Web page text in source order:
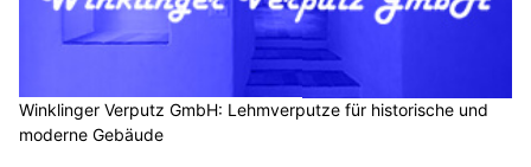
Winklinger Verputz GmbH: Lehmverputze für historische und
moderne Gebäude